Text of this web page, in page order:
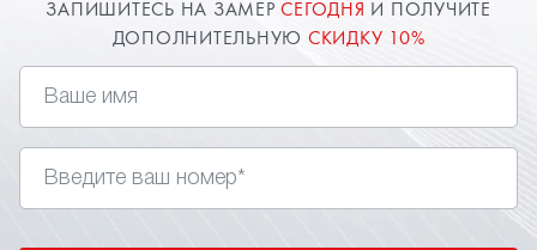
ЗАПИШИТЕСЬ НА ЗАМЕРСЕГОДНЯ И ПОЛУЧИТЕ
ДОПОЛНИТЕЛЬНУЮ СКИДКУ 10%